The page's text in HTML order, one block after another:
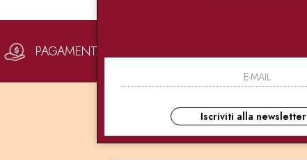
PAGAMENTI SICURI
NEWSLETTER
Iscriviti alla newsletter